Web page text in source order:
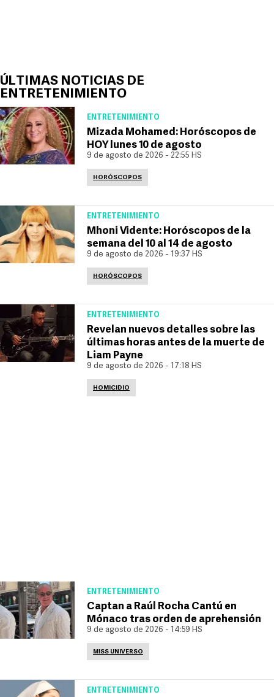
ÚLTIMAS NOTICIAS DE
ENTRETENIMIENTO
ENTRETENIMIENTO
Mizada Mohamed: Horóscopos de
HOY lunes 10 de agosto
9 de agosto de 2026 - 22:55 HS
HORÓSCOPOS
ENTRETENIMIENTO
Mhoni Vidente: Horóscopos de la
semana del 10 al 14 de agosto
9 de agosto de 2026 - 19:37 HS
HORÓSCOPOS
ENTRETENIMIENTO
Revelan nuevos detalles sobre las
últimas horas antes de la muerte de
Liam Payne
9 de agosto de 2026 - 17:18 HS
HOMICIDIO
ENTRETENIMIENTO
Captan a Raúl Rocha Cantú en
Mónaco tras orden de aprehensión
9 de agosto de 2026 - 14:59 HS
MISS UNIVERSO
ENTRETENIMIENTO